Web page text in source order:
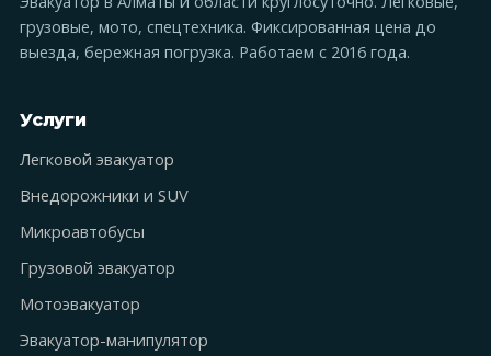
грузовые, мото, спецтехника. Фиксированная цена до
выезда, бережная погрузка. Работаем с 2016 года.
Услуги
Легковой эвакуатор
Внедорожники и SUV
Микроавтобусы
Грузовой эвакуатор
Мотоэвакуатор
Эвакуатор-манипулятор